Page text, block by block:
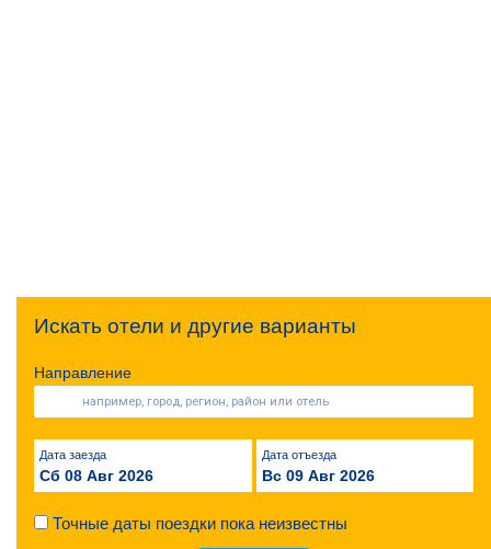
Искать отели и другие варианты
Направление
Дата заезда
Сб 08 Авг 2026
Дата отъезда
Вс 09 Авг 2026
Точные даты поездки пока неизвестны